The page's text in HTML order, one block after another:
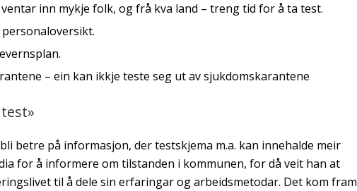
inn mykje folk, og frå kva land – treng tid for å ta test.
– ein kan ikkje teste seg ut av sjukdomskarantene
betre på informasjon, der testskjema m.a. kan innehalde meir
for å informere om tilstanden i kommunen, for då veit han at
til å dele sin erfaringar og arbeidsmetodar. Det kom fram